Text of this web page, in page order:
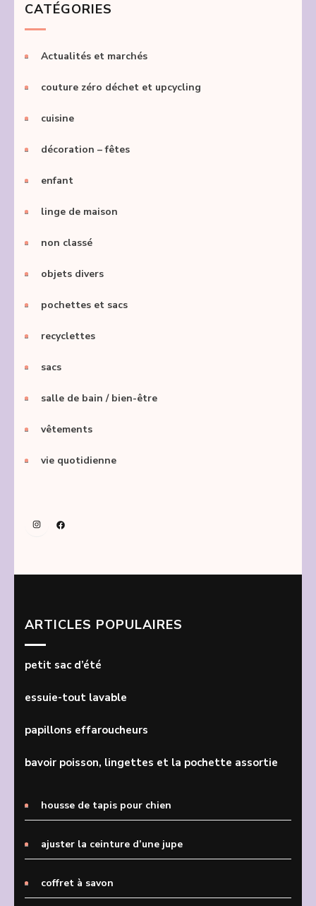
CATÉGORIES
Actualités et marchés
couture zéro déchet et upcycling
cuisine
décoration – fêtes
enfant
linge de maison
non classé
objets divers
pochettes et sacs
recyclettes
sacs
salle de bain / bien-être
vêtements
vie quotidienne
InstagramFacebook
ARTICLES POPULAIRES
petit sac d’été
essuie-tout lavable
papillons effaroucheurs
bavoir poisson, lingettes et la pochette assortie
housse de tapis pour chien
ajuster la ceinture d’une jupe
coffret à savon